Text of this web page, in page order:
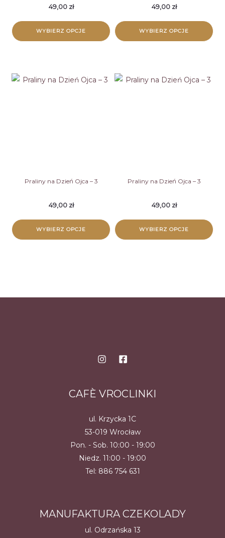
49,00 zł
WYBIERZ OPCJE
49,00 zł
WYBIERZ OPCJE
Praliny na Dzień Ojca – 3
49,00 zł
WYBIERZ OPCJE
Praliny na Dzień Ojca – 3
49,00 zł
WYBIERZ OPCJE
CAFÈ VROCLINKI
ul. Krzycka 1C
53-019 Wrocław
Pon. - Sob. 10:00 - 19:00
Niedz. 11:00 - 19:00
Tel: 886 754 631
MANUFAKTURA CZEKOLADY
ul. Odrzańska 13